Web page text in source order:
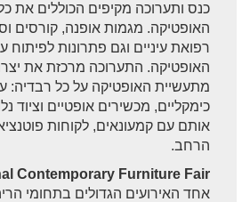
כנס ותערוכה מקיפים הכוללים את
האופטיקה. מגמות אופנה, קורסים
רפואת עיניים וגם פתרונות לפיתוח
האופטיקה. התערוכה מרכזת את
מתעשיית האופטיקה על כל רבדיה:
כימקליים, מכשירים אופטיים וציוד
אותם עם קמעונאים, לקוחות
הרחב.
Contemporary Furniture Fair
אחד האירועים הגדולים בתחומי